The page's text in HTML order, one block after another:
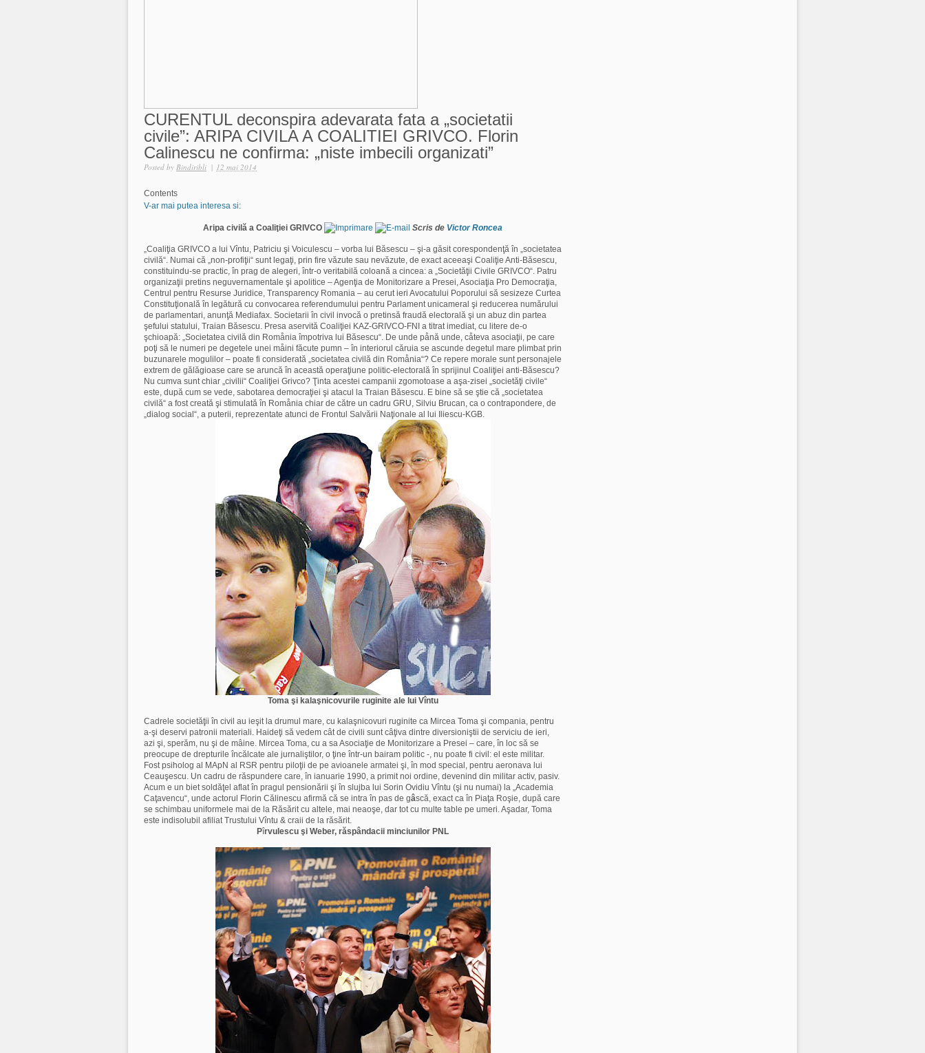
CURENTUL deconspira adevarata fata a „societatii
civile”: ARIPA CIVILA A COALITIEI GRIVCO. Florin
Calinescu ne confirma: „niste imbecili organizati”
Posted by Bindiribli | 12 mai 2014
Contents
V-ar mai putea interesa si:
Aripa civilă a Coaliţiei GRIVCO Scris de Victor Roncea
„Coaliţia GRIVCO a lui Vîntu, Patriciu şi Voiculescu – vorba lui Băsescu – şi-a găsit corespondenţă în „societatea
civilă“. Numai că „non-profiţii“ sunt legaţi, prin fire văzute sau nevăzute, de exact aceeaşi Coaliţie Anti-Băsescu,
constituindu-se practic, în prag de alegeri, într-o veritabilă coloană a cincea: a „Societăţii Civile GRIVCO“. Patru
organizaţii pretins neguvernamentale şi apolitice – Agenţia de Monitorizare a Presei, Asociaţia Pro Democraţia,
Centrul pentru Resurse Juridice, Transparency Romania – au cerut ieri Avocatului Poporului să sesizeze Curtea
Constituţională în legătură cu convocarea referendumului pentru Parlament unicameral şi reducerea numărului
de parlamentari, anunţă Mediafax. Societarii în civil invocă o pretinsă fraudă electorală şi un abuz din partea
şefului statului, Traian Băsescu. Presa aservită Coaliţiei KAZ-GRIVCO-FNI a titrat imediat, cu litere de-o
şchioapă: „Societatea civilă din Romånia împotriva lui Băsescu“. De unde pånă unde, cåteva asociaţii, pe care
poţi să le numeri pe degetele unei måini făcute pumn – în interiorul căruia se ascunde degetul mare plimbat prin
buzunarele mogulilor – poate fi considerată „societatea civilă din Romånia“? Ce repere morale sunt personajele
extrem de gălăgioase care se aruncă în această operaţiune politic-electorală în sprijinul Coaliţiei anti-Băsescu?
Nu cumva sunt chiar „civilii“ Coaliţiei Grivco? Ţinta acestei campanii zgomotoase a aşa-zisei „societăţi civile“
este, după cum se vede, sabotarea democraţiei şi atacul la Traian Băsescu. E bine să se ştie că „societatea
civilă“ a fost creată şi stimulată în Romånia chiar de către un cadru GRU, Silviu Brucan, ca o contrapondere, de
„dialog social“, a puterii, reprezentate atunci de Frontul Salvării Naţionale al lui Iliescu-KGB.
Toma şi kalaşnicovurile ruginite ale lui Vîntu
Cadrele societăţii în civil au ieşit la drumul mare, cu kalaşnicovuri ruginite ca Mircea Toma şi compania, pentru
a-şi deservi patronii materiali. Haideţi să vedem cât de civili sunt câţiva dintre diversioniştii de serviciu de ieri,
azi şi, sperăm, nu şi de mâine. Mircea Toma, cu a sa Asociaţie de Monitorizare a Presei – care, în loc să se
preocupe de drepturile încălcate ale jurnaliştilor, o ţine într-un bairam politic -, nu poate fi civil: el este militar.
Fost psiholog al MApN al RSR pentru piloţii de pe avioanele armatei şi, în mod special, pentru aeronava lui
Ceauşescu. Un cadru de răspundere care, în ianuarie 1990, a primit noi ordine, devenind din militar activ, pasiv.
Acum e un biet soldăţel aflat în pragul pensionării şi în slujba lui Sorin Ovidiu Vîntu (şi nu numai) la „Academia
Caţavencu“, unde actorul Florin Călinescu afirmă că se intra în pas de gâscă, exact ca în Piaţa Roşie, după care
se schimbau uniformele mai de la Răsărit cu altele, mai neaoşe, dar tot cu multe table pe umeri. Aşadar, Toma
este indisolubil afiliat Trustului Vîntu & craii de la răsărit.
Pîrvulescu şi Weber, răspândacii minciunilor PNL